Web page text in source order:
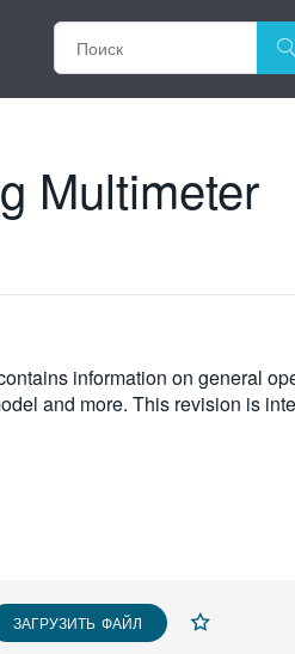
Multimeter
information on general
and more. This revision is
ЗАГРУЗИТЬ ФАЙЛ